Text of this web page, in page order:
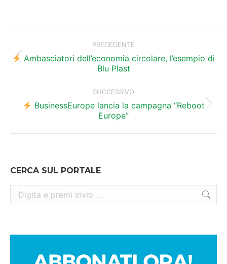
tra
PRECEDENTE
Post
precedente:
Ambasciatori dell’economia circolare, l’esempio di
Blu Plast
SUCCESSIVO
Prossimo
post:
BusinessEurope lancia la campagna “Reboot
Europe”
CERCA SUL PORTALE
Cerca: